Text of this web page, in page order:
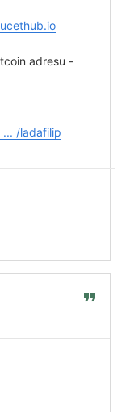
adresu -
/ladafilip